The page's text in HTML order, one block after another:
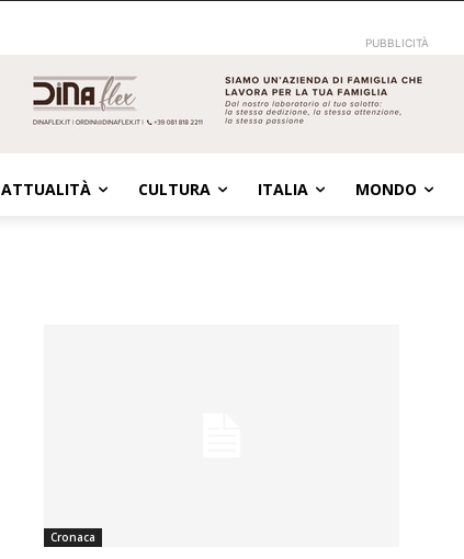
PUBBLICITÀ
ATTUALITÀ CULTURA ITALIA MONDO
Cronaca